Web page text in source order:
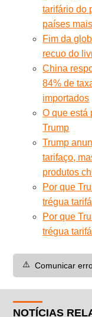
tarifário do
países
Fim da
recuo do
China
84% de
importados
O que está
Trump
Trump
tarifaço,
produtos
Por que
trégua
Por que
trégua
⚠️ Comunicar
NOTÍCIAS